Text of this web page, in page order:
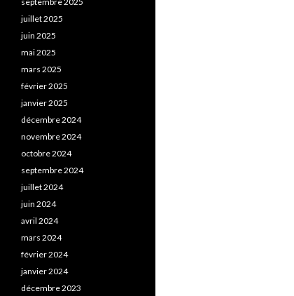
juillet 2025
juin 2025
mai 2025
mars 2025
février 2025
janvier 2025
décembre 2024
novembre 2024
octobre 2024
septembre 2024
juillet 2024
juin 2024
avril 2024
mars 2024
février 2024
janvier 2024
décembre 2023